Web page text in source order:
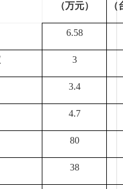
（万元）
（
6.58
3
3.4
4.7
80
38